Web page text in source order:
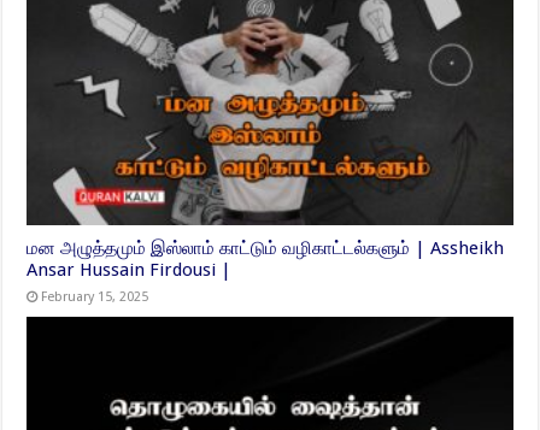
மன அழுத்தமும் இஸ்லாம் காட்டும் வழிகாட்டல்களும் | Assheikh
Ansar Hussain Firdousi |
February 15, 2025